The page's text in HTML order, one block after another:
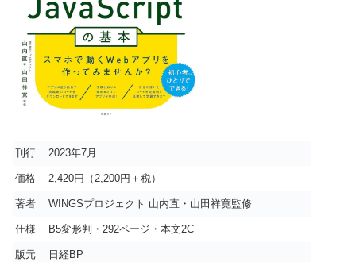
刊行 2023年7月
価格 2,420円（2,200円＋税）
著者 WINGSプロジェクト 山内直・山田祥寛監修
仕様 B5変形判・292ページ・本文2C
版元 日経BP